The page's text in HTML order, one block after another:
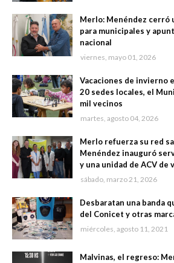
Merlo: Menéndez cerró
para municipales y
nacional
viernes, mayo 01, 2026
Vacaciones de invierno
20 sedes locales, el
mil vecinos
martes, agosto 04, 2026
Merlo refuerza su red
Menéndez inauguró
y una unidad de ACV de
sábado, marzo 21, 2026
Desbaratan una banda
del Conicet y otras
miércoles, agosto 11, 2021
Malvinas, el regreso: